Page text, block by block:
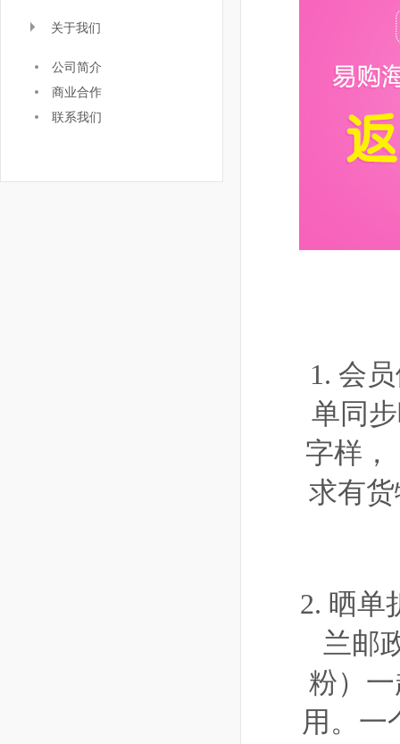
关于我们
公司简介
商业合作
联系我们
1. 会
单同
字样，
求有
2. 晒单
兰邮
粉）
用。一